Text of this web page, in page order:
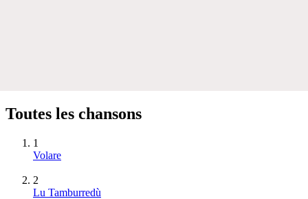
Toutes les chansons
1
Volare
2
Lu Tamburredù